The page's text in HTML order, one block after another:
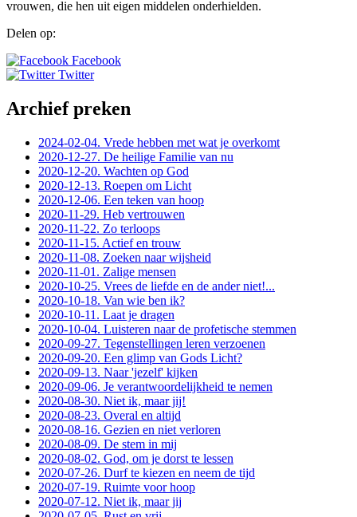
vrouwen, die hen uit eigen middelen onderhielden.
Delen op:
Facebook
Twitter
Archief preken
2024-02-04. Vrede hebben met wat je overkomt
2020-12-27. De heilige Familie van nu
2020-12-20. Wachten op God
2020-12-13. Roepen om Licht
2020-12-06. Een teken van hoop
2020-11-29. Heb vertrouwen
2020-11-22. Zo terloops
2020-11-15. Actief en trouw
2020-11-08. Zoeken naar wijsheid
2020-11-01. Zalige mensen
2020-10-25. Vrees de liefde en de ander niet!...
2020-10-18. Van wie ben ik?
2020-10-11. Laat je dragen
2020-10-04. Luisteren naar de profetische stemmen
2020-09-27. Tegenstellingen leren verzoenen
2020-09-20. Een glimp van Gods Licht?
2020-09-13. Naar 'jezelf' kijken
2020-09-06. Je verantwoordelijkheid te nemen
2020-08-30. Niet ik, maar jij!
2020-08-23. Overal en altijd
2020-08-16. Gezien en niet verloren
2020-08-09. De stem in mij
2020-08-02. God, om je dorst te lessen
2020-07-26. Durf te kiezen en neem de tijd
2020-07-19. Ruimte voor hoop
2020-07-12. Niet ik, maar jij